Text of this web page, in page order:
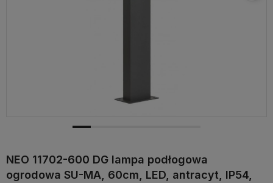
NEO 11702-600 DG lampa podłogowa
ogrodowa SU-MA, 60cm, LED, antracyt, IP54,